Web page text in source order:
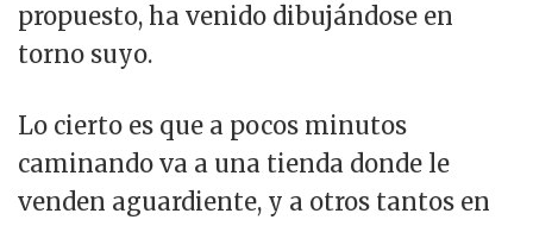
propuesto, ha venido dibujándose en
torno suyo.
Lo cierto es que a pocos minutos
caminando va a una tienda donde le
venden aguardiente, y a otros tantos en